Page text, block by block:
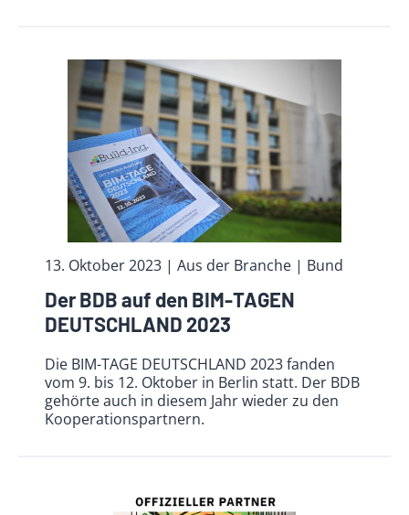
13. Oktober 2023 | Aus der Branche | Bund
Der BDB auf den BIM-TAGEN
DEUTSCHLAND 2023
Die BIM-TAGE DEUTSCHLAND 2023 fanden
vom 9. bis 12. Oktober in Berlin statt. Der BDB
gehörte auch in diesem Jahr wieder zu den
Kooperationspartnern.